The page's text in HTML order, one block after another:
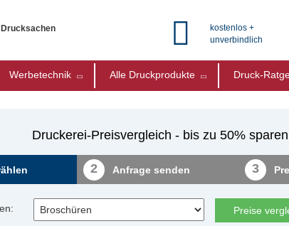
kostenlos +
unverbindlich
Werbetechnik Alle Druckprodukte Druck-
Druckerei-Preisvergleich - bis zu 50% sparen
2 Anfrage senden 3
Preise